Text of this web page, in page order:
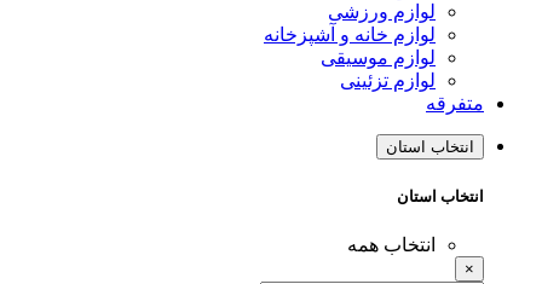
لوازم ورزشی
لوازم خانه و آشپزخانه
لوازم موسیقی
لوازم تزئینی
استان
استان
انتخاب همه